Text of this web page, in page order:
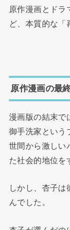
原作漫画とドラ
ど、本質的な「
原作漫画の最
漫画版の結末で
御手洗家という
世間から激しい
た社会的地位を
しかし、杏子
んでした。